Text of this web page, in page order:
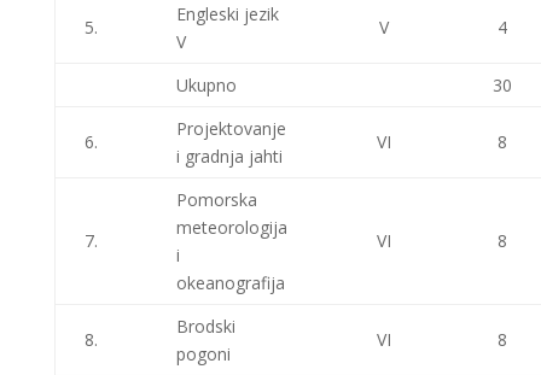
5.
Engleski jezik
V
V 4
Ukupno 30
6.
Projektovanje
i gradnja jahti
VI 8
7.
Pomorska
meteorologija
i
okeanografija
VI 8
8.
Brodski
pogoni
VI 8